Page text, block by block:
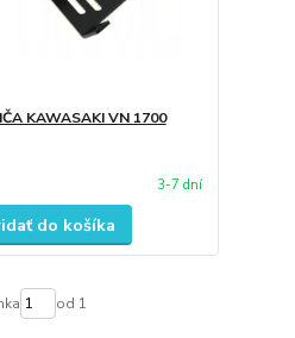
KAWASAKI VN 1700
3-7 dní
do košíka
od 1